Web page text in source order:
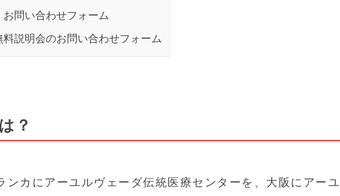
問い合わせフォーム
説明会のお問い合わせフォーム
？
ンカにアーユルヴェーダ伝統医療センターを、大阪にアーユ